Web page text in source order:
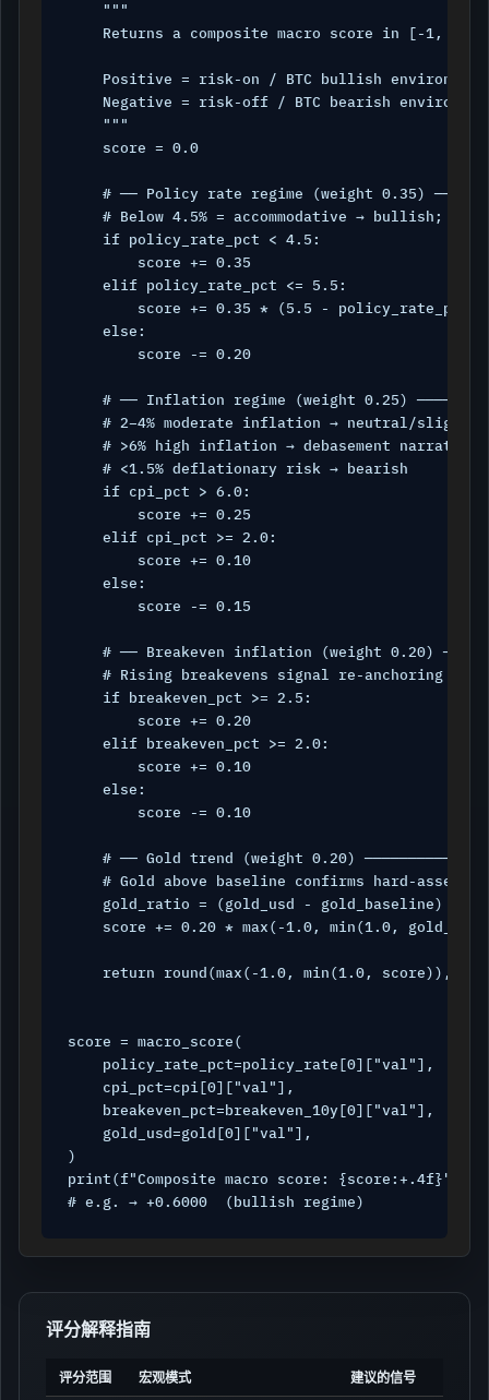
    """
    Returns a composite macro score in [-1, +1].
Positive = risk-on / BTC bullish
Negative = risk-off / BTC bearish
    """
    score = 0.0
# ── Policy rate regime (weight 0.35)
# Below 4.5% = accommodative → bullish;
    if policy_rate_pct < 4.5:
        score += 0.35
    elif policy_rate_pct <= 5.5:
score += 0.35 * (5.5 - policy_rate_pct)
    else:
        score -= 0.20
# ── Inflation regime (weight 0.25)
# 2–4% moderate inflation → neutral/
# >6% high inflation → debasement narrative
    # <1.5% deflationary risk → bearish
    if cpi_pct > 6.0:
        score += 0.25
    elif cpi_pct >= 2.0:
        score += 0.10
    else:
        score -= 0.15
# ── Breakeven inflation (weight 0.20)
# Rising breakevens signal re-anchoring
    if breakeven_pct >= 2.5:
        score += 0.20
    elif breakeven_pct >= 2.0:
        score += 0.10
    else:
        score -= 0.10
# ── Gold trend (weight 0.20)
# Gold above baseline confirms hard-asset
gold_ratio = (gold_usd - gold_baseline) /
score += 0.20 * max(-1.0, min(1.0,
    return round(max(-1.0, min(1.0, score)), 4)
score = macro_score(
    policy_rate_pct=policy_rate[0]["val"],
    cpi_pct=cpi[0]["val"],
    breakeven_pct=breakeven_10y[0]["val"],
    gold_usd=gold[0]["val"],
)
print(f"Composite macro score: {score:+.4f}")
# e.g. → +0.6000  (bullish regime)
评分解释指南
评分范围 宏观模式 建议的信号